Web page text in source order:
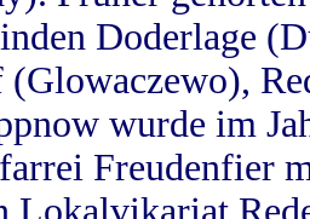
Doderlage
wurde im
Freudenfier